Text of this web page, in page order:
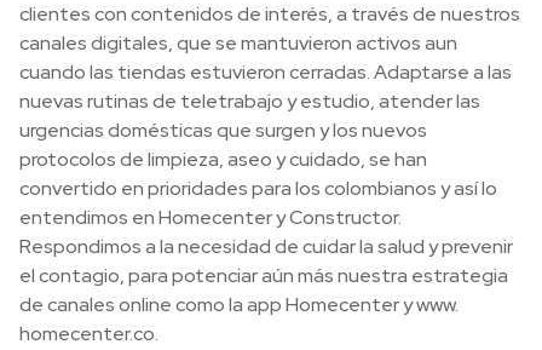
clientes con contenidos de interés, a través de nuestros
canales digitales, que se mantuvieron activos aun
cuando las tiendas estuvieron cerradas. Adaptarse a las
nuevas rutinas de teletrabajo y estudio, atender las
urgencias domésticas que surgen y los nuevos
protocolos de limpieza, aseo y cuidado, se han
convertido en prioridades para los colombianos y así lo
entendimos en Homecenter y Constructor.
Respondimos a la necesidad de cuidar la salud y prevenir
el contagio, para potenciar aún más nuestra estrategia
de canales online como la app Homecenter y www.
homecenter.co.